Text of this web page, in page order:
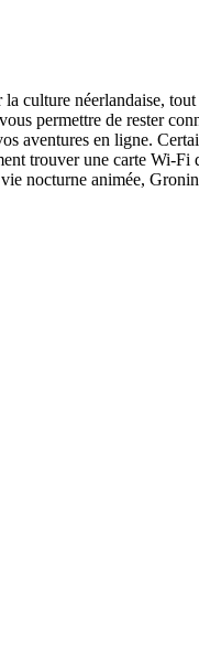
culture néerlandaise, tout
permettre de rester
aventures en ligne.
trouver une carte Wi-Fi
nocturne animée,